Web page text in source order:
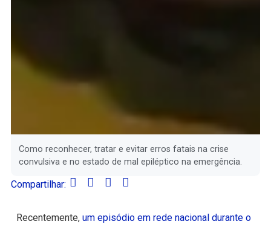
Como reconhecer, tratar e evitar erros fatais na crise
convulsiva e no estado de mal epiléptico na emergência.
Compartilhar:
Recentemente, um episódio em rede nacional durante o